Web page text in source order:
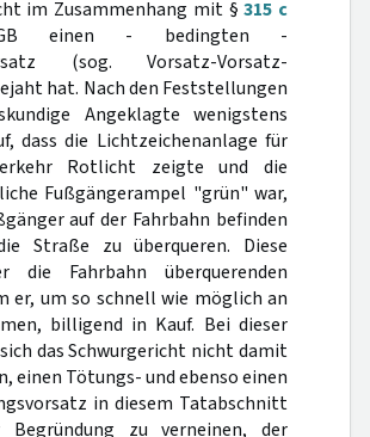
im Zusammenhang mit §315 c
einen - bedingten -
(sog. Vorsatz-Vorsatz-
hat. Nach den Feststellungen
Angeklagte wenigstens
dass die Lichtzeichenanlage für
Rotlicht zeigte und die
Fußgängerampel "grün" war,
auf der Fahrbahn befinden
Straße zu überqueren. Diese
die Fahrbahn überquerenden
er, um so schnell wie möglich an
billigend in Kauf. Bei dieser
das Schwurgericht nicht damit
einen Tötungs- und ebenso einen
in diesem Tatabschnitt
zu verneinen, der